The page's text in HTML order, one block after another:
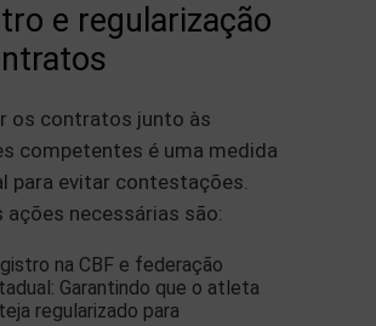
e regularização
os contratos junto às
competentes é uma medida
para evitar contestações.
ações necessárias são:
na CBF e federação
Garantindo que o atleta
regularizado para